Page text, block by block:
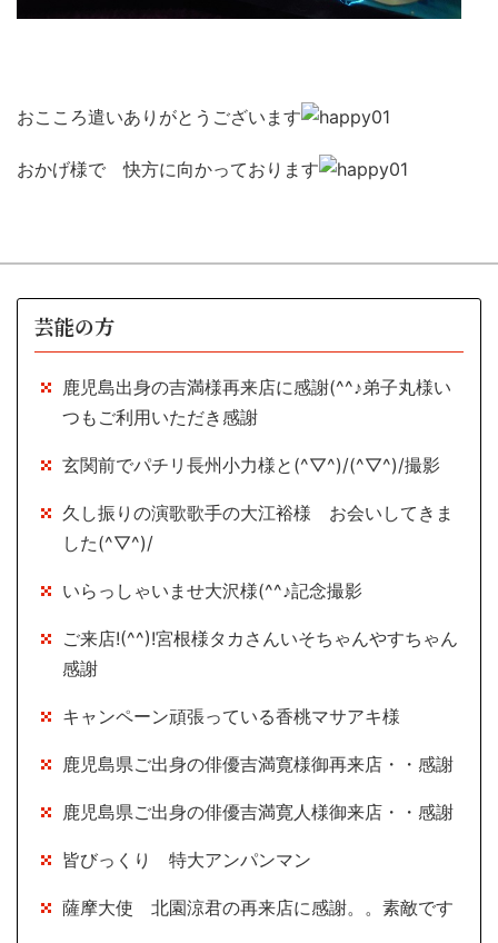
おこころ遣いありがとうございます
おかげ様で 快方に向かっております
芸能の方
鹿児島出身の吉満様再来店に感謝(^^♪弟子丸様い
つもご利用いただき感謝
玄関前でパチリ長州小力様と(^▽^)/(^▽^)/撮影
久し振りの演歌歌手の大江裕様 お会いしてきま
した(^▽^)/
いらっしゃいませ大沢様(^^♪記念撮影
ご来店!(^^)!宮根様タカさんいそちゃんやすちゃん
感謝
キャンペーン頑張っている香桃マサアキ様
鹿児島県ご出身の俳優吉満寛様御再来店・・感謝
鹿児島県ご出身の俳優吉満寛人様御来店・・感謝
皆びっくり 特大アンパンマン
薩摩大使 北園涼君の再来店に感謝。。素敵です